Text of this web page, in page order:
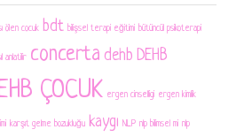
ölen cocuk bdt bilişsel terapi eğitimi bütüncül psikoterapi
anlatilir concerta dehb DEHB
ÇOCUK ergen cinselligi ergen kimlik
karşıt gelme bozukluğu kaygı NLP nlp bilimsel mi nlp